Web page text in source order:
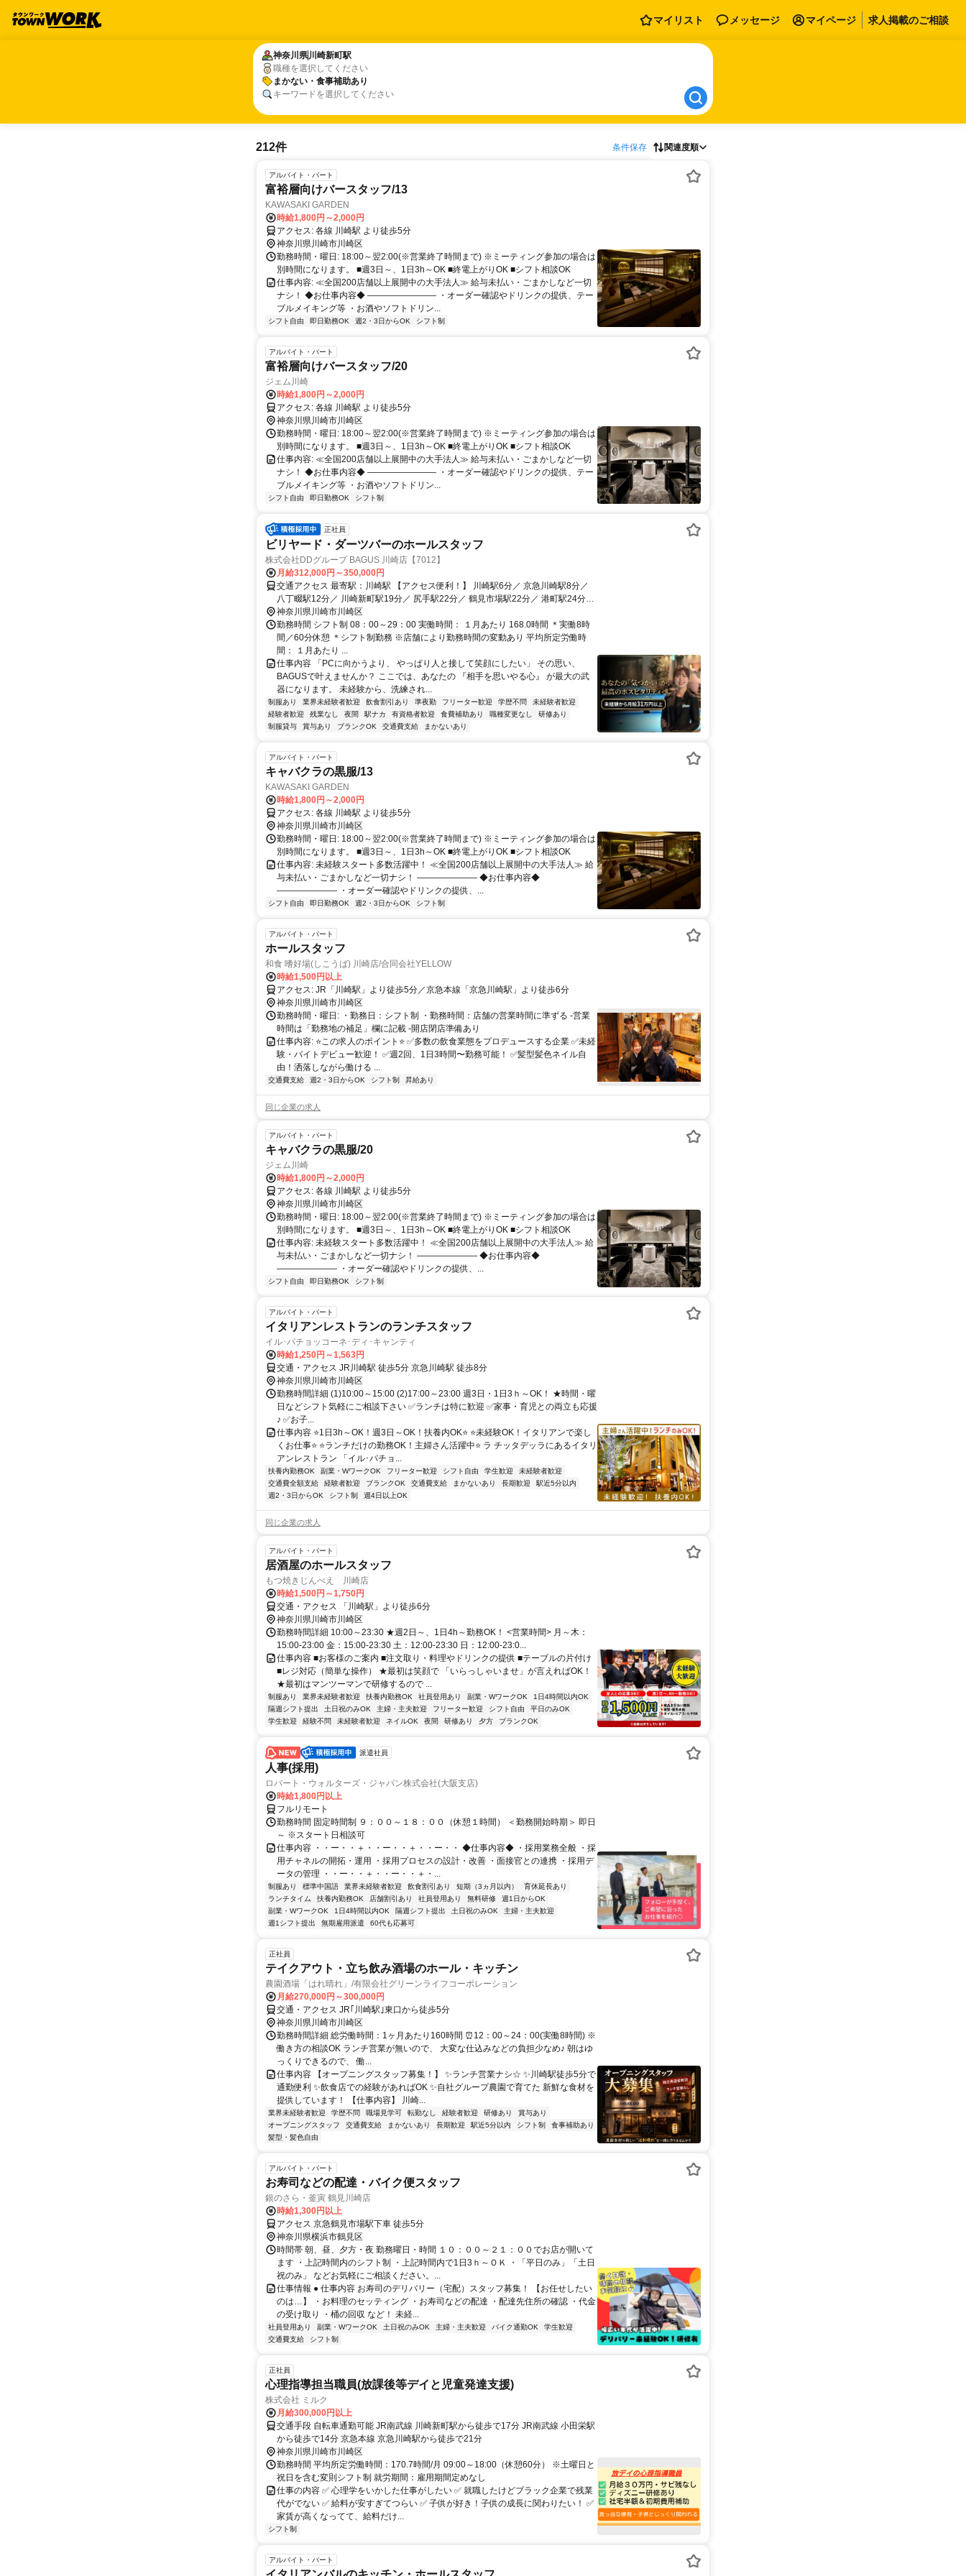
マイリスト メッセージ マイページ 求人掲載のご相談
神奈川県川崎新町駅
職種を選択してください
まかない・食事補助あり
キーワードを選択してください
神奈川県川崎新町駅
まかない・食事補助あり
212件 条件保存 関連度順
アルバイト・パート
富裕層向けバースタッフ/13
KAWASAKI GARDEN
時給1,800円～2,000円
アクセス: 各線 川崎駅 より徒歩5分
神奈川県川崎市川崎区
勤務時間・曜日: 18:00～翌2:00(※営業終了時間まで) ※ミーティング参加の場合は
別時間になります。 ■週3日～、1日3h～OK ■終電上がりOK ■シフト相談OK
仕事内容: ≪全国200店舗以上展開中の大手法人≫ 給与未払い・ごまかしなど一切
ナシ！ ◆お仕事内容◆ ―――――――― ・オーダー確認やドリンクの提供、テー
ブルメイキング等 ・お酒やソフトドリン...
シフト自由 即日勤務OK 週2・3日からOK シフト制
アルバイト・パート
富裕層向けバースタッフ/20
ジェム川崎
時給1,800円～2,000円
アクセス: 各線 川崎駅 より徒歩5分
神奈川県川崎市川崎区
勤務時間・曜日: 18:00～翌2:00(※営業終了時間まで) ※ミーティング参加の場合は
別時間になります。 ■週3日～、1日3h～OK ■終電上がりOK ■シフト相談OK
仕事内容: ≪全国200店舗以上展開中の大手法人≫ 給与未払い・ごまかしなど一切
ナシ！ ◆お仕事内容◆ ―――――――― ・オーダー確認やドリンクの提供、テー
ブルメイキング等 ・お酒やソフトドリン...
シフト自由 即日勤務OK シフト制
正社員
ビリヤード・ダーツバーのホールスタッフ
株式会社DDグループ BAGUS 川崎店【7012】
月給312,000円～350,000円
交通アクセス 最寄駅：川崎駅 【アクセス便利！】 川崎駅6分／ 京急川崎駅8分／
八丁畷駅12分／ 川崎新町駅19分／ 尻手駅22分／ 鶴見市場駅22分／ 港町駅24分／
小田栄駅25分／ 六郷土手駅28分／ 矢向駅31分
神奈川県川崎市川崎区
勤務時間 シフト制 08：00～29：00 実働時間： １月あたり 168.0時間 ＊実働8時
間／60分休憩 ＊シフト制勤務 ※店舗により勤務時間の変動あり 平均所定労働時
間： １月あたり ...
仕事内容 「PCに向かうより、 やっぱり人と接して笑顔にしたい」 その思い、
BAGUSで叶えませんか？ ここでは、あなたの 『相手を思いやる心』 が最大の武
器になります。 未経験から、洗練され...
制服あり 業界未経験者歓迎 飲食割引あり 準夜勤 フリーター歓迎 学歴不問
未経験者歓迎
経験者歓迎
残業なし 夜間 駅ナカ 有資格者歓迎 食費補助あり 職種変更なし
研修あり
制服貸与
賞与あり ブランクOK 交通費支給 まかないあり
アルバイト・パート
キャバクラの黒服/13
KAWASAKI GARDEN
時給1,800円～2,000円
アクセス: 各線 川崎駅 より徒歩5分
神奈川県川崎市川崎区
勤務時間・曜日: 18:00～翌2:00(※営業終了時間まで) ※ミーティング参加の場合は
別時間になります。 ■週3日～、1日3h～OK ■終電上がりOK ■シフト相談OK
仕事内容: 未経験スタート多数活躍中！ ≪全国200店舗以上展開中の大手法人≫ 給
与未払い・ごまかしなど一切ナシ！ ――――――― ◆お仕事内容◆
――――――― ・オーダー確認やドリンクの提供、...
シフト自由 即日勤務OK 週2・3日からOK シフト制
アルバイト・パート
ホールスタッフ
和食 嗜好場(しこうば) 川崎店/合同会社YELLOW
時給1,500円以上
アクセス: JR「川崎駅」より徒歩5分／京急本線「京急川崎駅」より徒歩6分
神奈川県川崎市川崎区
勤務時間・曜日: ・勤務日：シフト制 ・勤務時間：店舗の営業時間に準ずる -営業
時間は「勤務地の補足」欄に記載 -開店閉店準備あり
仕事内容: ⭐️この求人のポイント⭐️ ✅️多数の飲食業態をプロデュースする企業 ✅️未経
験・バイトデビュー歓迎！ ✅️週2回、1日3時間〜勤務可能！ ✅️髪型髪色ネイル自
由！洒落しながら働ける ...
交通費支給 週2・3日からOK シフト制 昇給あり
同じ企業の求人
アルバイト・パート
キャバクラの黒服/20
ジェム川崎
時給1,800円～2,000円
アクセス: 各線 川崎駅 より徒歩5分
神奈川県川崎市川崎区
勤務時間・曜日: 18:00～翌2:00(※営業終了時間まで) ※ミーティング参加の場合は
別時間になります。 ■週3日～、1日3h～OK ■終電上がりOK ■シフト相談OK
仕事内容: 未経験スタート多数活躍中！ ≪全国200店舗以上展開中の大手法人≫ 給
与未払い・ごまかしなど一切ナシ！ ――――――― ◆お仕事内容◆
――――――― ・オーダー確認やドリンクの提供、...
シフト自由 即日勤務OK シフト制
アルバイト・パート
イタリアンレストランのランチスタッフ
イル･パチョッコーネ･ディ･キャンティ
時給1,250円～1,563円
交通・アクセス JR川崎駅 徒歩5分 京急川崎駅 徒歩8分
神奈川県川崎市川崎区
勤務時間詳細 (1)10:00～15:00 (2)17:00～23:00 週3日・1日3ｈ～OK！ ★時間・曜
日などシフト気軽にご相談下さい ✅ランチは特に歓迎 ✅家事・育児との両立も応援
♪ ✅お子...
仕事内容 ⭐1日3h～OK！週3日～OK！扶養内OK⭐ ⭐未経験OK！イタリアンで楽し
くお仕事⭐ ⭐ランチだけの勤務OK！主婦さん活躍中⭐ ラ チッタデッラにあるイタリ
アンレストラン 「イル･パチョ...
扶養内勤務OK 副業・WワークOK フリーター歓迎 シフト自由 学生歓迎
未経験者歓迎
交通費全額支給
経験者歓迎 ブランクOK 交通費支給 まかないあり 長期歓迎
駅近5分以内
週2・3日からOK
シフト制 週4日以上OK
同じ企業の求人
アルバイト・パート
居酒屋のホールスタッフ
もつ焼きじんべえ 川崎店
時給1,500円～1,750円
交通・アクセス 「川崎駅」より徒歩6分
神奈川県川崎市川崎区
勤務時間詳細 10:00～23:30 ★週2日～、1日4h～勤務OK！ <営業時間> 月～木：
15:00-23:00 金：15:00-23:30 土：12:00-23:30 日：12:00-23:0...
仕事内容 ■お客様のご案内 ■注文取り・料理やドリンクの提供 ■テーブルの片付け
■レジ対応（簡単な操作） ★最初は笑顔で 「いらっしゃいませ」が言えればOK！
★最初はマンツーマンで研修するので ...
制服あり 業界未経験者歓迎 扶養内勤務OK 社員登用あり 副業・WワークOK
1日4時間以内OK
隔週シフト提出
土日祝のみOK 主婦・主夫歓迎 フリーター歓迎 シフト自由
平日のみOK
学生歓迎
経験不問 未経験者歓迎 ネイルOK 夜間 研修あり 夕方 ブランクOK
派遣社員
人事(採用)
ロバート・ウォルターズ・ジャパン株式会社(大阪支店)
時給1,800円以上
フルリモート
勤務時間 固定時間制 ９：００～１８：００（休憩１時間） ＜勤務開始時期＞ 即日
～ ※スタート日相談可
仕事内容 ・・ー・・＋・・ー・・＋・・ー・・ ◆仕事内容◆ ・採用業務全般 ・採
用チャネルの開拓・運用 ・採用プロセスの設計・改善 ・面接官との連携 ・採用デ
ータの管理 ・・ー・・＋・・ー・・＋・...
制服あり 標準中国語 業界未経験者歓迎 飲食割引あり 短期（3ヵ月以内）
育休延長あり
ランチタイム
扶養内勤務OK 店舗割引あり 社員登用あり 無料研修
週1日からOK
副業・WワークOK
1日4時間以内OK 隔週シフト提出 土日祝のみOK
主婦・主夫歓迎
週1シフト提出
無期雇用派遣 60代も応募可
正社員
テイクアウト・立ち飲み酒場のホール・キッチン
農園酒場「はれ晴れ」/有限会社グリーンライフコーポレーション
月給270,000円～300,000円
交通・アクセス JR｢川崎駅｣東口から徒歩5分
神奈川県川崎市川崎区
勤務時間詳細 総労働時間：1ヶ月あたり160時間 ⏰12：00～24：00(実働8時間) ※
働き方の相談OK ランチ営業が無いので、 大変な仕込みなどの負担少なめ♪ 朝はゆ
っくりできるので、 働...
仕事内容 【オープニングスタッフ募集！】 ✨ランチ営業ナシ☆ ✨川崎駅徒歩5分で
通勤便利 ✨飲食店での経験があればOK ✨自社グループ農園で育てた 新鮮な食材を
提供しています！ 【仕事内容】 川崎...
業界未経験者歓迎 学歴不問 職場見学可 転勤なし 経験者歓迎 研修あり
賞与あり
オープニングスタッフ
交通費支給 まかないあり 長期歓迎 駅近5分以内 シフト制
食事補助あり
髪型・髪色自由
アルバイト・パート
お寿司などの配達・バイク便スタッフ
銀のさら・釜寅 鶴見川崎店
時給1,300円以上
アクセス 京急鶴見市場駅下車 徒歩5分
神奈川県横浜市鶴見区
時間帯 朝、昼、夕方・夜 勤務曜日・時間 １０：００～２１：００でお店が開いて
ます ・上記時間内のシフト制 ・上記時間内で1日3ｈ～ＯＫ ・「平日のみ」「土日
祝のみ」 などお気軽にご相談ください。...
仕事情報 ● 仕事内容 お寿司のデリバリー（宅配）スタッフ募集！ 【お任せしたい
のは…】 ・お料理のセッティング ・お寿司などの配達 ・配達先住所の確認 ・代金
の受け取り ・桶の回収 など！ 未経...
社員登用あり 副業・WワークOK 土日祝のみOK 主婦・主夫歓迎 バイク通勤OK
学生歓迎
交通費支給
シフト制
正社員
心理指導担当職員(放課後等デイと児童発達支援)
株式会社 ミルク
月給300,000円以上
交通手段 自転車通勤可能 JR南武線 川崎新町駅から徒歩で17分 JR南武線 小田栄駅
から徒歩で14分 京急本線 京急川崎駅から徒歩で21分
神奈川県川崎市川崎区
勤務時間 平均所定労働時間：170.7時間/月 09:00～18:00（休憩60分） ※土曜日と
祝日を含む変則シフト制 就労期間：雇用期間定めなし
仕事の内容 ✅ 心理学をいかした仕事がしたい ✅ 就職したけどブラック企業で残業
代がでない ✅ 給料が安すぎてつらい ✅ 子供が好き！子供の成長に関わりたい！ ✅
家賃が高くなってて、給料だけ...
シフト制
アルバイト・パート